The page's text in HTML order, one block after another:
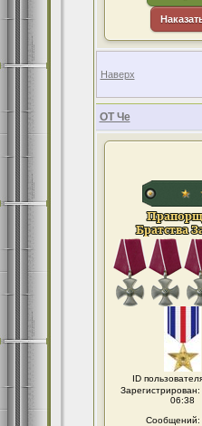
Наверх
ОТ Че
ID
06:38
Сообщений: